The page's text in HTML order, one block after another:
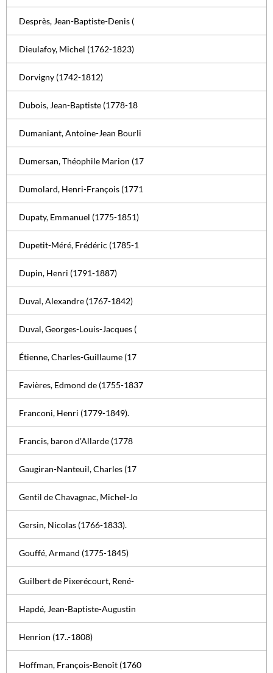
Desprès, Jean-Baptiste-Denis (
Dieulafoy, Michel (1762-1823)
Dorvigny (1742-1812)
Dubois, Jean-Baptiste (1778-18
Dumaniant, Antoine-Jean Bourli
Dumersan, Théophile Marion (17
Dumolard, Henri-François (1771
Dupaty, Emmanuel (1775-1851)
Dupetit-Méré, Frédéric (1785-1
Dupin, Henri (1791-1887)
Duval, Alexandre (1767-1842)
Duval, Georges-Louis-Jacques (
Étienne, Charles-Guillaume (17
Favières, Edmond de (1755-1837
Franconi, Henri (1779-1849).
Francis, baron d'Allarde (1778
Gaugiran-Nanteuil, Charles (17
Gentil de Chavagnac, Michel-Jo
Gersin, Nicolas (1766-1833).
Gouffé, Armand (1775-1845)
Guilbert de Pixerécourt, René-
Hapdé, Jean-Baptiste-Augustin
Henrion (17..-1808)
Hoffman, François-Benoît (1760